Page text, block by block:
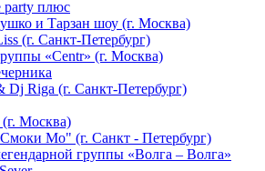
party плюс
и Тарзан шоу (г. Москва)
(г. Санкт-Петербург)
«Centr» (г. Москва)
Riga (г. Санкт-Петербург)
Москва)
Мо" (г. Санкт - Петербург)
группы «Волга – Волга»